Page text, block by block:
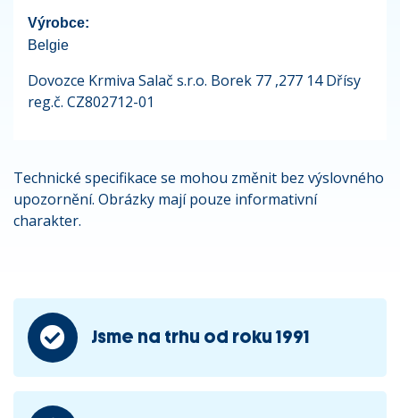
Výrobce:
Belgie
Dovozce Krmiva Salač s.r.o. Borek 77 ,277 14 Dřísy
reg.č. CZ802712-01
Technické specifikace se mohou změnit bez výslovného
upozornění. Obrázky mají pouze informativní
charakter.
Jsme na trhu od roku 1991